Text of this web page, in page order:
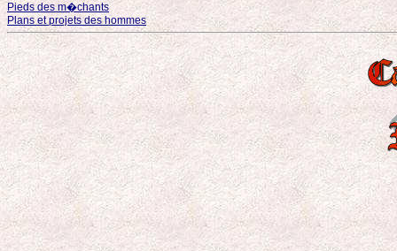
Pieds des m�chants
Plans et projets des hommes